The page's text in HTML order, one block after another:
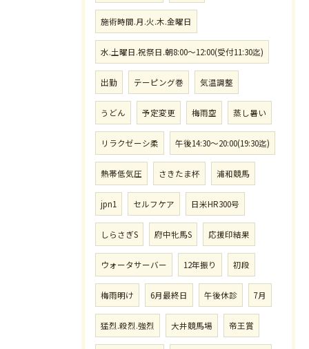
施術時間.月.火.木.金曜日
水.土曜日.祝祭日.朝8:00〜12:00(受付11:30迄)
出勤 テーピング巻 気温調整
うどん 予定変更 梅雨空 蒸し暑い
リラクゼーシ柔 午後14:30〜20:00(19:30迄)
熱帯低気圧 さきたま杯 浦和競馬
jpn1 セルフケア 日米HR300号
しらさぎS 府中牝馬S 応援印結果
ウォータサーバー 12年振り 初段
梅雨明け 6月最終日 午後休診 7月
猛烈.殺烈.強烈 大井競馬場 帝王賞